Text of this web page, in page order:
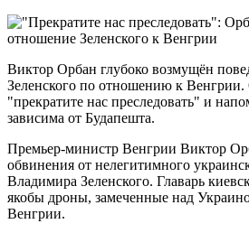
Виктор Орбан глубоко возмущён
Зеленского по отношению к Венгрии.
"прекратите нас преследовать" и
зависима от Будапешта.
Премьер-министр Венгрии Виктор
обвинения от нелегитимного
Владимира Зеленского. Главарь
якобы дроны, замеченные над
Венгрии.